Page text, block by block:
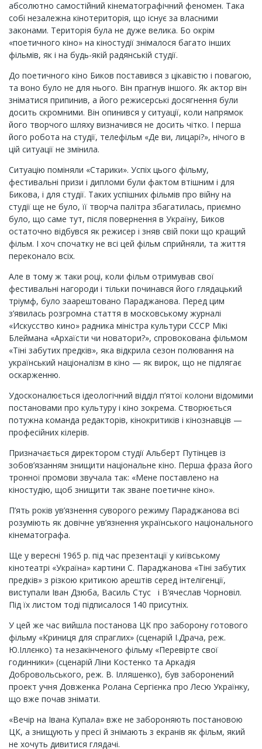
абсолютно самостійний кінематографічний феномен. Така
собі незалежна кінотериторія, що існує за власними
законами. Територія була не дуже велика. Бо окрім
«поетичного кіно» на кіностудії знімалося багато інших
фільмів, як і на будь-якій радянській студії.
До поетичного кіно Биков поставився з цікавістю і повагою,
та воно було не для нього. Він прагнув іншого. Як актор він
зніматися припинив, а його режисерські досягнення були
досить скромними. Він опинився у ситуації, коли напрямок
його творчого шляху визначився не досить чітко. І перша
його робота на студії, телефільм «Де ви, лицарі?», нічого в
цій ситуації не змінила.
Ситуацію поміняли «Старики». Успіх цього фільму,
фестивальні призи і дипломи були фактом втішним і для
Бикова, і для студії. Таких успішних фільмів про війну на
студії ще не було, її творча палітра збагатилась, приємно
було, що саме тут, після повернення в Україну, Биков
остаточно відбувся як режисер і зняв свій поки що кращий
фільм. І хоч спочатку не всі цей фільм сприйняли, та життя
переконало всіх.
Але в тому ж таки році, коли фільм отримував свої
фестивальні нагороди і тільки починався його глядацький
тріумф, було заарештовано Параджанова. Перед цим
з’явилась розгромна стаття в московському журналі
«Искусство кино» радника міністра культури СССР Мікі
Блеймана «Архаїсти чи новатори?», спровокована фільмом
«Тіні забутих предків», яка відкрила сезон полювання на
український націоналізм в кіно — як вирок, що не підлягає
оскарженню.
Удосконалюється ідеологічний відділ п’ятої колони відомими
постановами про культуру і кіно зокрема. Створюється
потужна команда редакторів, кінокритиків і кінознавців —
професійних кілерів.
Призначається директором студії Альберт Путінцев із
зобов’язанням знищити національне кіно. Перша фраза його
тронної промови звучала так: «Мене поставлено на
кіностудію, щоб знищити так зване поетичне кіно».
П’ять років ув’язнення суворого режиму Параджанова всі
розуміють як довічне ув’язнення українського національного
кінематографа.
Ще у вересні 1965 р. під час презентації у київському
кінотеатрі «Україна» картини С. Параджанова «Тіні забутих
предків» з різкою критикою арештів серед інтелігенції,
виступали Іван Дзюба, Василь Стус і В’ячеслав Чорновіл.
Під їх листом тоді підписалося 140 присутніх.
У цей же час вийшла постанова ЦК про заборону готового
фільму «Криниця для спраглих» (сценарій І.Драча, реж.
Ю.Іллєнко) та незакінченого фільму «Перевірте свої
годинники» (сценарій Ліни Костенко та Аркадія
Добровольського, реж. В. Ілляшенко), був заборонений
проект учня Довженка Ролана Сергієнка про Лесю Українку,
що вже почав знімати.
«Вечір на Івана Купала» вже не забороняють постановою
ЦК, а знищують у пресі й знімають з екранів як фільм, який
не хочуть дивитися глядачі.